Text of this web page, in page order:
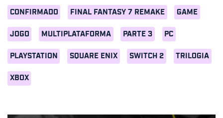
CONFIRMADO FINAL FANTASY 7 REMAKE GAME
JOGO MULTIPLATAFORMA PARTE 3 PC
PLAYSTATION SQUARE ENIX SWITCH 2 TRILOGIA
XBOX